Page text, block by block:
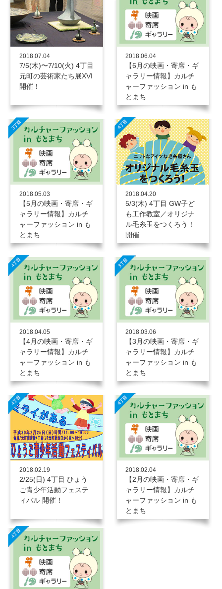
2018.07.04
7/5(木)〜7/10(火) 4丁目
元町の芸術家たち展XVI
開催！
2018.06.04
【6月の映画・寄席・ギ
ャラリー情報】カルチ
ャーファッション in も
とまち
2018.05.03
【5月の映画・寄席・ギ
ャラリー情報】カルチ
ャーファッション in も
とまち
2018.04.20
5/3(木) 4丁目 GW子ど
も工作教室／オリジナ
ル毛糸玉をつくろう！
開催
2018.04.05
【4月の映画・寄席・ギ
ャラリー情報】カルチ
ャーファッション in も
とまち
2018.03.06
【3月の映画・寄席・ギ
ャラリー情報】カルチ
ャーファッション in も
とまち
2018.02.19
2/25(日) 4丁目 ひょう
ご青少年活動フェステ
ィバル 開催！
2018.02.04
【2月の映画・寄席・ギ
ャラリー情報】カルチ
ャーファッション in も
とまち